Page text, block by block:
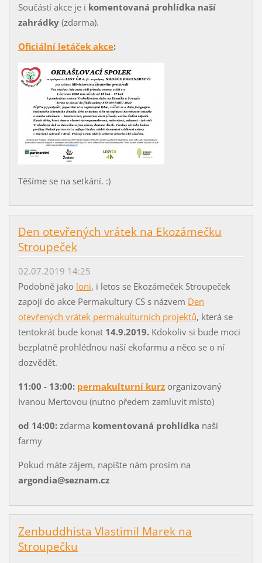
Součástí akce je i komentovaná prohlídka naší
zahrádky(zdarma).
Oficiální letáček akce:
Těšíme se na setkání. :)
Den otevřených vrátek na Ekozámečku
Stroupeček
02.07.2019 14:25
Podobně jako loni, i letos se Ekozámeček Stroupeček
zapojí do akce Permakultury CS s názvem Den
otevřených vrátek permakulturních projektů, která se
tentokrát bude konat 14.9.2019.Kdokoliv si bude moci
bezplatně prohlédnou naší ekofarmu a něco se o ní
dozvědět.
11:00 - 13:00: permakulturní kurzorganizovaný
Ivanou Mertovou (nutno předem zamluvit místo)
od 14:00:zdarma komentovaná prohlídka naší
farmy
Pokud máte zájem, napište nám prosím na
argondia@seznam.cz
Zenbuddhista Vlastimil Marek na
Stroupečku